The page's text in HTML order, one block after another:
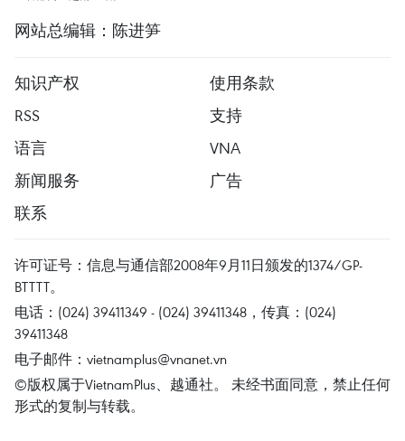
网站总编辑：陈进笋
知识产权
使用条款
RSS
支持
语言
VNA
新闻服务
广告
联系
许可证号：信息与通信部2008年9月11日颁发的1374/GP-
BTTTT。
电话：(024) 39411349 - (024) 39411348，传真：(024)
39411348
电子邮件： vietnamplus@vnanet.vn
©版权属于VietnamPlus、越通社。 未经书面同意，禁止任何
形式的复制与转载。